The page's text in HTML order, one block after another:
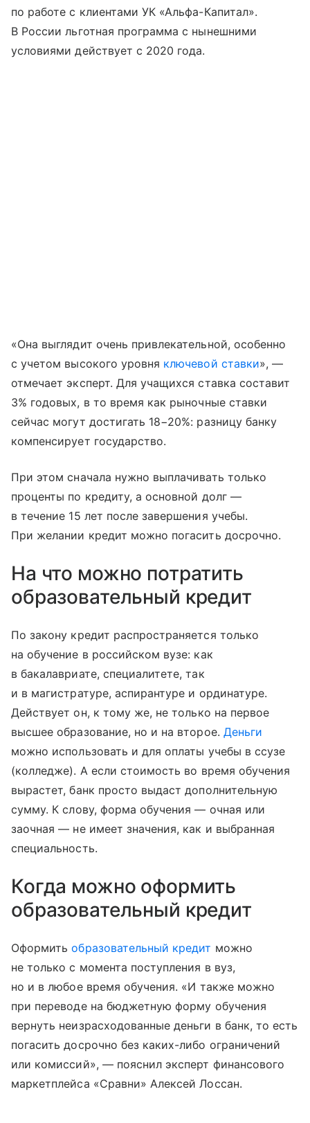
по работе с клиентами УК «Альфа-Капитал».
В России льготная программа с нынешними
условиями действует с 2020 года.
«Она выглядит очень привлекательной, особенно
с учетом высокого уровня ключевой ставки», —
отмечает эксперт. Для учащихся ставка составит
3% годовых, в то время как рыночные ставки
сейчас могут достигать 18−20%: разницу банку
компенсирует государство.
При этом сначала нужно выплачивать только
проценты по кредиту, а основной долг —
в течение 15 лет после завершения учебы.
При желании кредит можно погасить досрочно.
На что можно потратить
образовательный кредит
По закону кредит распространяется только
на обучение в российском вузе: как
в бакалавриате, специалитете, так
и в магистратуре, аспирантуре и ординатуре.
Действует он, к тому же, не только на первое
высшее образование, но и на второе. Деньги
можно использовать и для оплаты учебы в ссузе
(колледже). А если стоимость во время обучения
вырастет, банк просто выдаст дополнительную
сумму. К слову, форма обучения — очная или
заочная — не имеет значения, как и выбранная
специальность.
Когда можно оформить
образовательный кредит
Оформитьобразовательный кредит можно
не только с момента поступления в вуз,
но и в любое время обучения. «И также можно
при переводе на бюджетную форму обучения
вернуть неизрасходованные деньги в банк, то есть
погасить досрочно без каких-либо ограничений
или комиссий», — пояснил эксперт финансового
маркетплейса «Сравни» Алексей Лоссан.